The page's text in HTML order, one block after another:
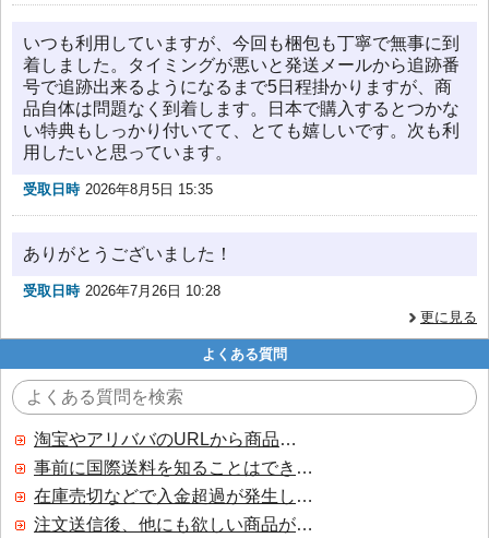
いつも利用していますが、今回も梱包も丁寧で無事に到
着しました。タイミングが悪いと発送メールから追跡番
号で追跡出来るようになるまで5日程掛かりますが、商
品自体は問題なく到着します。日本で購入するとつかな
い特典もしっかり付いてて、とても嬉しいです。次も利
用したいと思っています。
受取日時 2026年8月5日 15:35
ありがとうございました！
受取日時 2026年7月26日 10:28
更に見る
よくある質問
淘宝やアリババのURLから商品を探すことはできますか？
事前に国際送料を知ることはできますか？
在庫売切などで入金超過が発生した場合はいつ返金されますか？
注文送信後、他にも欲しい商品が見つかった場合、追加注文できますか？